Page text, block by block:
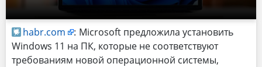
habr.com : Microsoft предложила установить
Windows 11 на ПК, которые не соответствуют
требованиям новой операционной системы,